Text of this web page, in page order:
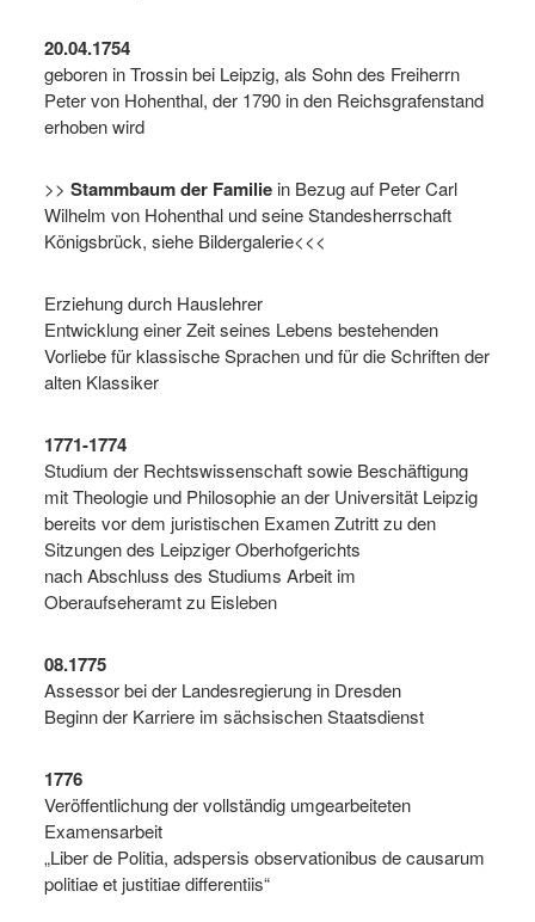
20.04.1754
geboren in Trossin bei Leipzig, als Sohn des Freiherrn
Peter von Hohenthal, der 1790 in den Reichsgrafenstand
erhoben wird
>> Stammbaum der Familie in Bezug auf Peter Carl
Wilhelm von Hohenthal und seine Standesherrschaft
Königsbrück, siehe Bildergalerie<<<
Erziehung durch Hauslehrer
Entwicklung einer Zeit seines Lebens bestehenden
Vorliebe für klassische Sprachen und für die Schriften der
alten Klassiker
1771-1774
Studium der Rechtswissenschaft sowie Beschäftigung
mit Theologie und Philosophie an der Universität Leipzig
bereits vor dem juristischen Examen Zutritt zu den
Sitzungen des Leipziger Oberhofgerichts
nach Abschluss des Studiums Arbeit im
Oberaufseheramt zu Eisleben
08.1775
Assessor bei der Landesregierung in Dresden
Beginn der Karriere im sächsischen Staatsdienst
1776
Veröffentlichung der vollständig umgearbeiteten
Examensarbeit
„Liber de Politia, adspersis observationibus de causarum
politiae et justitiae differentiis“